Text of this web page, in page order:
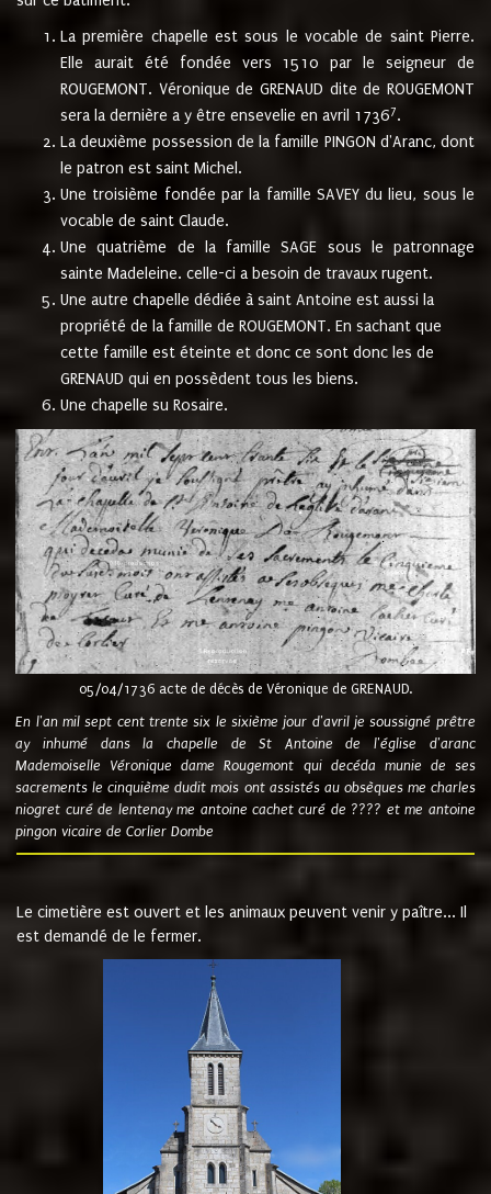
La première chapelle est sous le vocable de saint Pierre.
Elle aurait été fondée vers 1510 par le seigneur de
ROUGEMONT. Véronique de GRENAUD dite de ROUGEMONT
sera la dernière a y être ensevelie en avril 17367.
La deuxième possession de la famille PINGON d'Aranc, dont
le patron est saint Michel.
Une troisième fondée par la famille SAVEY du lieu, sous le
vocable de saint Claude.
Une quatrième de la famille SAGE sous le patronnage
sainte Madeleine. celle-ci a besoin de travaux rugent.
Une autre chapelle dédiée à saint Antoine est aussi la
propriété de la famille de ROUGEMONT. En sachant que
cette famille est éteinte et donc ce sont donc les de
GRENAUD qui en possèdent tous les biens.
Une chapelle su Rosaire.
05/04/1736 acte de décès de Véronique de GRENAUD.
En l'an mil sept cent trente six le sixième jour d'avril je soussigné prêtre
ay inhumé dans la chapelle de St Antoine de l'église d'aranc
Mademoiselle Véronique dame Rougemont qui decéda munie de ses
sacrements le cinquième dudit mois ont assistés au obsèques me charles
niogret curé de lentenay me antoine cachet curé de ???? et me antoine
pingon vicaire de Corlier Dombe
Le cimetière est ouvert et les animaux peuvent venir y paître... Il
est demandé de le fermer.